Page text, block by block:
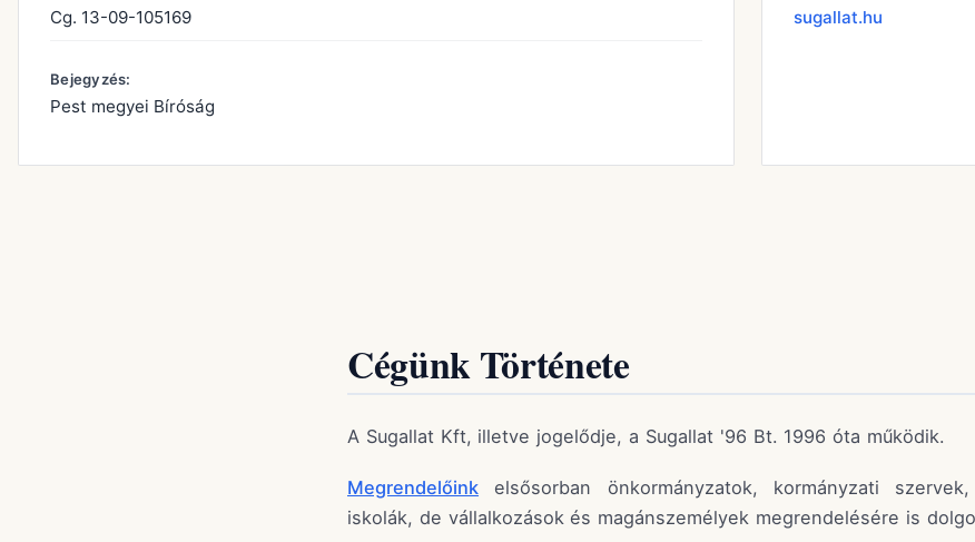
Cg. 13-09-105169
Bejegyzés:
Pest megyei Bíróság
sugallat.hu
Cégünk Története
A Sugallat Kft, illetve jogelődje, a Sugallat '96 Bt. 1996 óta működik.
Megrendelőink elsősorban önkormányzatok, kormányzati
iskolák, de vállalkozások és magánszemélyek megrendelésére is